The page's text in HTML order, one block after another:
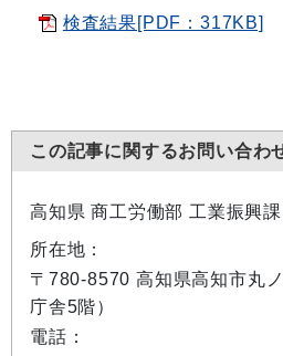
検査結果[PDF：317KB]
この記事に関するお問い合わ
高知県 商工労働部 工業振興課
所在地：
〒780-8570 高知県高知市丸
庁舎5階）
電話：